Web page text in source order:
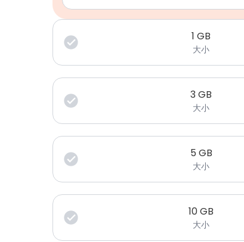
1 GB
大小
3GB
大小
5 GB
大小
10GB
大小